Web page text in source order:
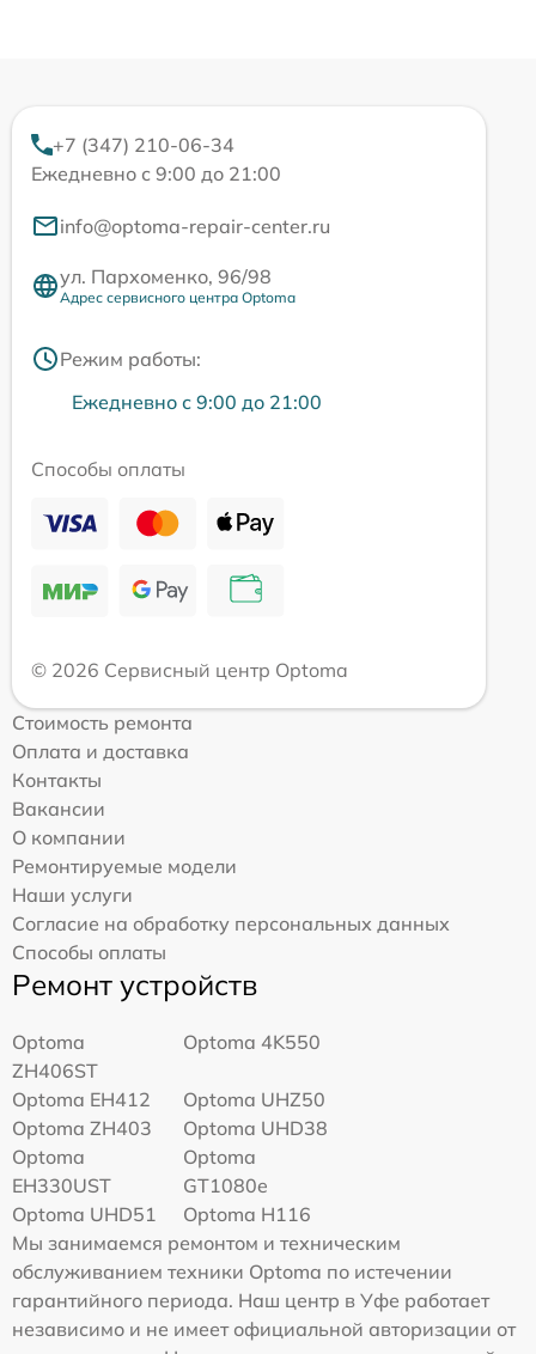
+7 (347) 210-06-34
Ежедневно с 9:00 до 21:00
info@optoma-repair-center.ru
ул. Пархоменко, 96/98
Адрес сервисного центра Optoma
Режим работы:
Ежедневно с 9:00 до 21:00
Способы оплаты
© 2026 Сервисный центр Optoma
Стоимость ремонта
Оплата и доставка
Контакты
Вакансии
О компании
Ремонтируемые модели
Наши услуги
Согласие на обработку персональных данных
Способы оплаты
Ремонт устройств
Optoma
ZH406ST
Optoma 4K550
Optoma EH412
Optoma UHZ50
Optoma ZH403
Optoma UHD38
Optoma
EH330UST
Optoma
GT1080e
Optoma UHD51
Optoma H116
Мы занимаемся ремонтом и техническим
обслуживанием техники Optoma по истечении
гарантийного периода. Наш центр в Уфе работает
независимо и не имеет официальной авторизации от